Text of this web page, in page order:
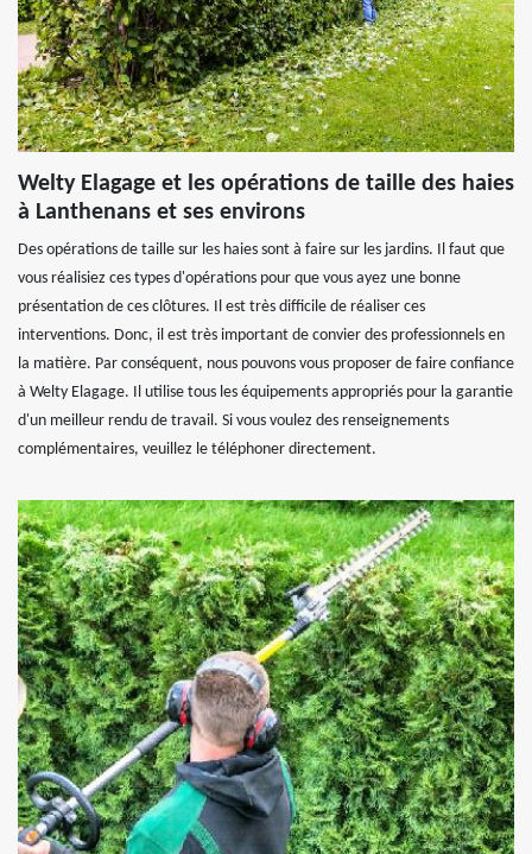
Welty Elagage et les opérations de taille des haies
à Lanthenans et ses environs
Des opérations de taille sur les haies sont à faire sur les jardins. Il faut que
vous réalisiez ces types d'opérations pour que vous ayez une bonne
présentation de ces clôtures. Il est très difficile de réaliser ces
interventions. Donc, il est très important de convier des professionnels en
la matière. Par conséquent, nous pouvons vous proposer de faire confiance
à Welty Elagage. Il utilise tous les équipements appropriés pour la garantie
d'un meilleur rendu de travail. Si vous voulez des renseignements
complémentaires, veuillez le téléphoner directement.